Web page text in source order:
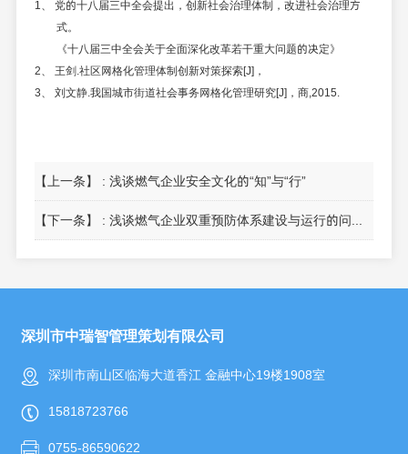
1、 党的十八届三中全会提出，创新社会治理体制，改进社会治理方
式。
《十八届三中全会关于全面深化改革若干重大问题的决定》
2、 王剑.社区网格化管理体制创新对策探索[J]，
3、 刘文静.我国城市街道社会事务网格化管理研究[J]，商,2015.
【上一条】 : 浅谈燃气企业安全文化的“知”与“行”
【下一条】 : 浅谈燃气企业双重预防体系建设与运行的问题与对策
深圳市中瑞智管理策划有限公司
深圳市南山区临海大道香江 金融中心19楼1908室
15818723766
0755-86590622